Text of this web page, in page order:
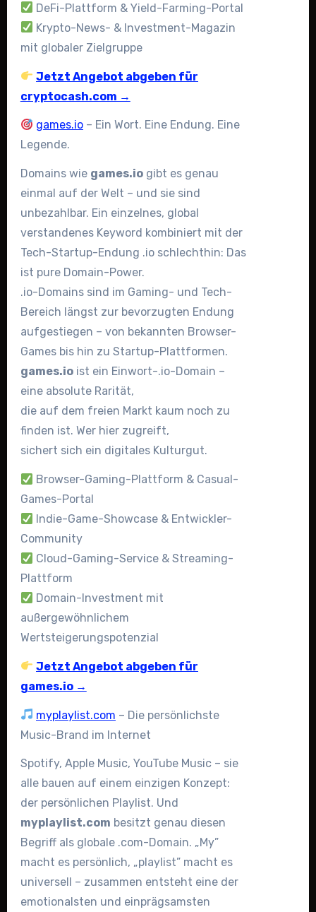
DeFi-Plattform & Yield-Farming-Portal
Krypto-News- & Investment-Magazin
mit globaler Zielgruppe
Jetzt Angebot abgeben für
cryptocash.com →
games.io – Ein Wort. Eine Endung. Eine
Legende.
Domains wie games.iogibt es genau
einmal auf der Welt – und sie sind
unbezahlbar. Ein einzelnes, global
verstandenes Keyword kombiniert mit der
Tech-Startup-Endung .io schlechthin: Das
ist pure Domain-Power.
.io-Domains sind im Gaming- und Tech-
Bereich längst zur bevorzugten Endung
aufgestiegen – von bekannten Browser-
Games bis hin zu Startup-Plattformen.
games.ioist ein Einwort-.io-Domain –
eine absolute Rarität,
die auf dem freien Markt kaum noch zu
finden ist. Wer hier zugreift,
sichert sich ein digitales Kulturgut.
Browser-Gaming-Plattform & Casual-
Games-Portal
Indie-Game-Showcase & Entwickler-
Community
Cloud-Gaming-Service & Streaming-
Plattform
Domain-Investment mit
außergewöhnlichem
Wertsteigerungspotenzial
Jetzt Angebot abgeben für
games.io →
myplaylist.com – Die persönlichste
Music-Brand im Internet
Spotify, Apple Music, YouTube Music – sie
alle bauen auf einem einzigen Konzept:
der persönlichen Playlist. Und
myplaylist.com besitzt genau diesen
Begriff als globale .com-Domain. „My”
macht es persönlich, „playlist” macht es
universell – zusammen entsteht eine der
emotionalsten und einprägsamsten